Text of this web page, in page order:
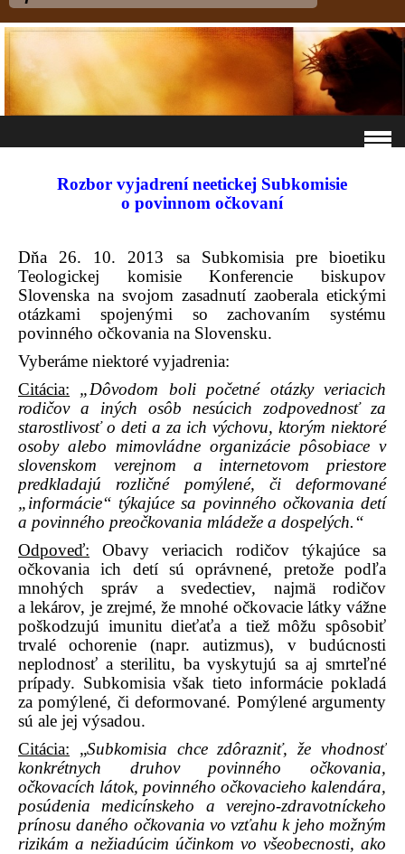
Rozbor vyjadrení neetickej Subkomisie
o povinnom očkovaní
Dňa 26. 10. 2013 sa Subkomisia pre bioetiku
Teologickej komisie Konferencie biskupov
Slovenska na svojom zasadnutí zaoberala etickými
otázkami spojenými so zachovaním systému
povinného očkovania na Slovensku.
Vyberáme niektoré vyjadrenia:
Citácia:
„Dôvodom boli početné otázky veriacich
rodičov a iných osôb nesúcich zodpovednosť za
starostlivosť o deti a za ich výchovu, ktorým niektoré
osoby alebo mimovládne organizácie pôsobiace v
slovenskom verejnom a internetovom priestore
predkladajú rozličné pomýlené, či deformované
„informácie“ týkajúce sa povinného očkovania detí
a povinného preočkovania mládeže a dospelých.“
Odpoveď: Obavy veriacich rodičov týkajúce sa
očkovania ich detí sú oprávnené, pretože podľa
mnohých správ a svedectiev, najmä rodičov
a lekárov, je zrejmé, že mnohé očkovacie látky vážne
poškodzujú imunitu dieťaťa a tiež môžu spôsobiť
trvalé ochorenie (napr. autizmus), v budúcnosti
neplodnosť a sterilitu, ba vyskytujú sa aj smrteľné
prípady. Subkomisia však tieto informácie pokladá
za pomýlené, či deformované. Pomýlené argumenty
sú ale jej výsadou.
Citácia: „Subkomisia chce zdôrazniť, že vhodnosť
konkrétnych druhov povinného očkovania,
očkovacích látok, povinného očkovacieho kalendára,
posúdenia medicínskeho a verejno-zdravotníckeho
prínosu daného očkovania vo vzťahu k jeho možným
rizikám a nežiadúcim účinkom vo všeobecnosti, ako